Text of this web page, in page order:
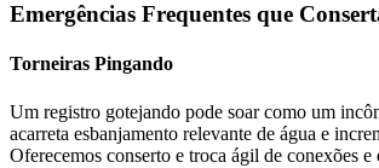
Emergências Frequentes que
Torneiras Pingando
Um registro gotejando pode soar como um
acarreta esbanjamento relevante de água e
Oferecemos conserto e troca ágil de conexões e